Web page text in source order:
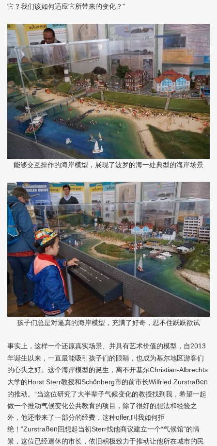
它？我们该如何适应它所带来的变化？”
能够交互操作的海岸模型，展现了波罗的海一处典型的海岸场景
孩子们总是对逼真的海岸模型，充满了好奇，忍不住跃跃欲试
事实上，这样一个还原真实场景、并具有艺术价值的模型，自2013
年诞生以来，一直最能吸引孩子们的眼睛，也成为基尔地区游客们
的心头之好。这个海岸模型的诞生，离不开基尔Christian-Albrechts
大学的Horst Sterr教授和Schönberg市的前市长Wilfried Zurstraßen
的推动。“当这位研究了大半辈子气候变化的教授找到我，希望一起
做一个推动气候变化公共教育的项目，除了很好的想法和经验之
外，他还带来了一部分的经费，这种offer,叫我如何拒
绝！”Zurstraßen回想起当初Sterr找他商议建立一个“气候馆”的情
景，这位已经退休的市长，依旧积极致力于推动让他所在城市的民